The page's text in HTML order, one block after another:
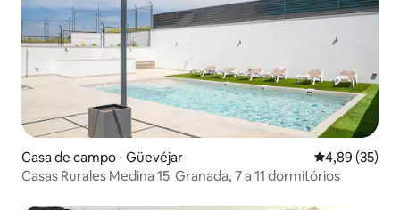
Casa de campo ⋅ Güevéjar 4,89 de uma
4,89 (35)
Casas Rurales Medina 15' Granada, 7 a 11 dormitórios